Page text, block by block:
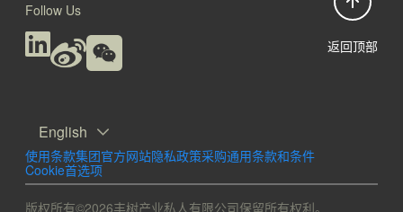
返回顶部
English
使用条款集团官方网站隐私政策采购通用条款和条件
Cookie首选项
Follow Us
版权所有©2026丰树产业私人有限公司保留所有权利。